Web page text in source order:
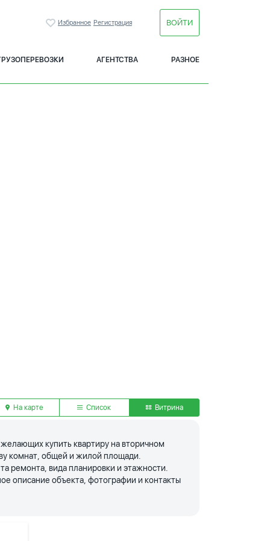
Избранное Регистрация ВОЙТИ
АГЕНТСТВА РАЗНОЕ
На карте Список Витрина
купить квартиру на вторичном
комнат, общей и жилой площади.
ремонта, вида планировки и этажности.
описание объекта, фотографии и контакты